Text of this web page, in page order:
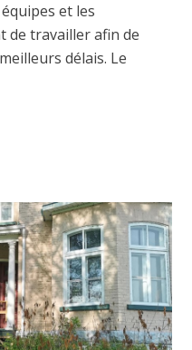
et les
de travailler afin de
délais. Le